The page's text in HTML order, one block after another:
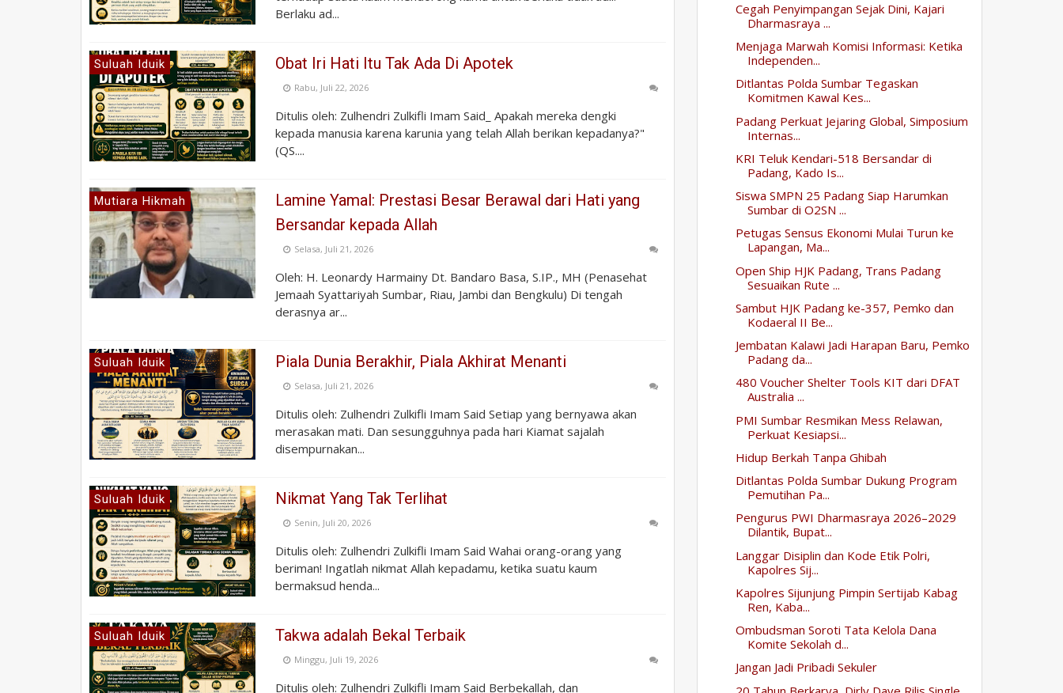
Berlaku ad...
Suluah Iduik Obat Iri Hati Itu Tak Ada Di Apotek
Rabu, Juli 22, 2026
Ditulis oleh: Zulhendri Zulkifli Imam Said_ Apakah mereka dengki
kepada manusia karena karunia yang telah Allah berikan kepadanya?"
(QS....
Mutiara Hikmah
Lamine Yamal: Prestasi Besar Berawal dari Hati yang
Bersandar kepada Allah
Selasa, Juli 21, 2026
Oleh: H. Leonardy Harmainy Dt. Bandaro Basa, S.IP., MH (Penasehat
Jemaah Syattariyah Sumbar, Riau, Jambi dan Bengkulu) Di tengah
derasnya ar...
Suluah Iduik Piala Dunia Berakhir, Piala Akhirat Menanti
Selasa, Juli 21, 2026
Ditulis oleh: Zulhendri Zulkifli Imam Said Setiap yang bernyawa akan
merasakan mati. Dan sesungguhnya pada hari Kiamat sajalah
disempurnakan...
Suluah Iduik Nikmat Yang Tak Terlihat
Senin, Juli 20, 2026
Ditulis oleh: Zulhendri Zulkifli Imam Said Wahai orang-orang yang
beriman! Ingatlah nikmat Allah kepadamu, ketika suatu kaum
bermaksud henda...
Suluah Iduik Takwa adalah Bekal Terbaik
Minggu, Juli 19, 2026
Ditulis oleh: Zulhendri Zulkifli Imam Said Berbekallah, dan
Cegah Penyimpangan Sejak Dini, Kajari
Dharmasraya ...
Menjaga Marwah Komisi Informasi: Ketika
Independen...
Ditlantas Polda Sumbar Tegaskan
Komitmen Kawal Kes...
Padang Perkuat Jejaring Global, Simposium
Internas...
KRI Teluk Kendari-518 Bersandar di
Padang, Kado Is...
Siswa SMPN 25 Padang Siap Harumkan
Sumbar di O2SN ...
Petugas Sensus Ekonomi Mulai Turun ke
Lapangan, Ma...
Open Ship HJK Padang, Trans Padang
Sesuaikan Rute ...
Sambut HJK Padang ke-357, Pemko dan
Kodaeral II Be...
Jembatan Kalawi Jadi Harapan Baru, Pemko
Padang da...
480 Voucher Shelter Tools KIT dari DFAT
Australia ...
PMI Sumbar Resmikan Mess Relawan,
Perkuat Kesiapsi...
Hidup Berkah Tanpa Ghibah
Ditlantas Polda Sumbar Dukung Program
Pemutihan Pa...
Pengurus PWI Dharmasraya 2026–2029
Dilantik, Bupat...
Langgar Disiplin dan Kode Etik Polri,
Kapolres Sij...
Kapolres Sijunjung Pimpin Sertijab Kabag
Ren, Kaba...
Ombudsman Soroti Tata Kelola Dana
Komite Sekolah d...
Jangan Jadi Pribadi Sekuler